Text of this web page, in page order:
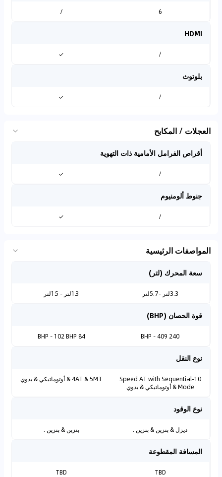
6
/
HDMI
/
✓
بلوتوث
/
✓
العجلات / المكابح
أقراص الفرامل الأمامية ذات التهوية
/
✓
جنوط ألومنيوم
/
✓
المواصفات الرئيسية
سعة المحرك (لتر)
3.3لتر - 5.7لتر 1.3لتر - 1.5لتر
قوة الحصان (BHP)
240 BHP - 409
84 BHP - 102 BHP
نوع النقل
10-Speed AT with Sequential
Mode & أوتوماتيكي & يدوي
4AT & 5MT & أوتوماتيكي & يدوي
نوع الوقود
ديزل & بنزين & بنزين . بنزين & بنزين .
المسافة المقطوعة
TBD
TBD